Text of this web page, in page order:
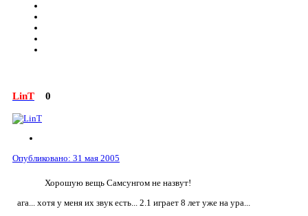
LinT 0
Опубликовано: 31 мая 2005
Хорошую вещь Самсунгом не назвут!
ага... хотя у меня их звук есть... 2.1 играет 8 лет уже на ура...